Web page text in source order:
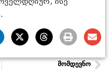
ᲛᲝᲛᲓᲔᲕᲜᲝ